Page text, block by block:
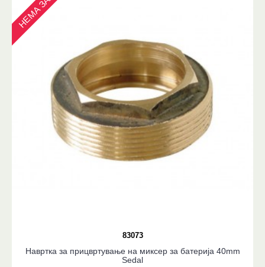
83073
Навртка за прицвртување на миксер за батерија 40mm
Sedal